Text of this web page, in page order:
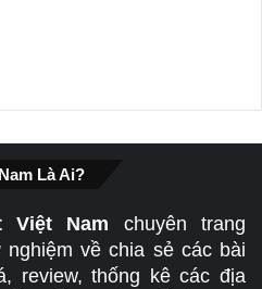
Là Ai?
Việt Nam chuyên trang
về chia sẻ các bài
review, thống kê các địa